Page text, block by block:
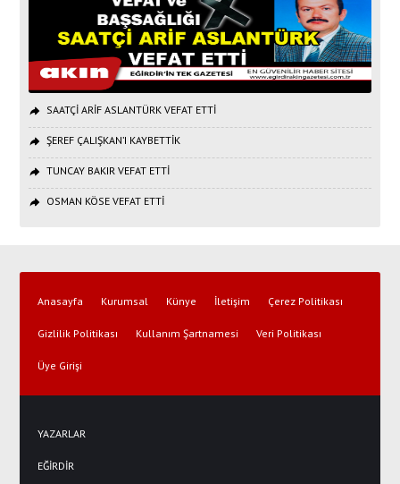
SAATÇİ ARİF ASLANTÜRK VEFAT ETTİ
ŞEREF ÇALIŞKAN’I KAYBETTİK
TUNCAY BAKIR VEFAT ETTİ
OSMAN KÖSE VEFAT ETTİ
Anasayfa Kurumsal Künye İletişim Çerez Politikası
Gizlilik Politikası Kullanım Şartnamesi Veri Politikası
Üye Girişi
YAZARLAR
EĞİRDİR